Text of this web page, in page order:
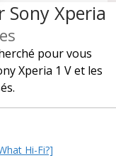
Sony Xperia
pour vous
Xperia 1 V et les
Hi-Fi?]